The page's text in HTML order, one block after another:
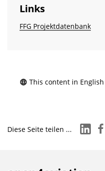
Links
FFG Projektdatenbank
This content in English
Diese Seite teilen ... linkedin